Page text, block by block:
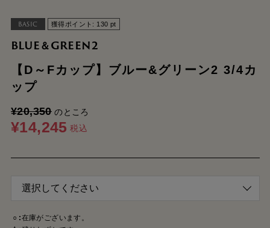
BASIC 獲得ポイント: 130 pt
BLUE＆GREEN2
【D～Fカップ】ブルー&グリーン2 3/4カ
ップ
¥20,350 のところ
¥14,245 税込
○ 在庫がございます。